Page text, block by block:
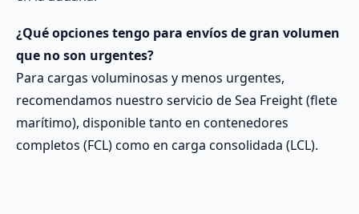
¿Qué opciones tengo para envíos de gran volumen
que no son urgentes?
Para cargas voluminosas y menos urgentes,
recomendamos nuestro servicio de Sea Freight (flete
marítimo), disponible tanto en contenedores
completos (FCL) como en carga consolidada (LCL).